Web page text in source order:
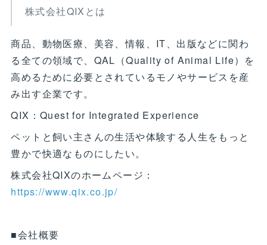
株式会社QIXとは
商品、動物医療、美容、情報、IT、出版などに関わ
る全ての領域で、QAL（Quality of Animal Life）を
高めるために必要とされているモノやサービスを産
み出す企業です。
QIX：Quest for Integrated Experience
ペットと飼い主さんの生活や体験する人生をもっと
豊かで快適なものにしたい。
株式会社QIXのホームページ：
https://www.qix.co.jp/
■会社概要